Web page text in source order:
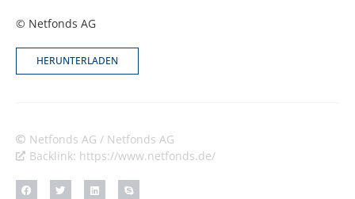
© Netfonds AG
HERUNTERLADEN
Netfonds AG / Netfonds AG
Backlink: https://www.netfonds.de/